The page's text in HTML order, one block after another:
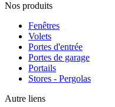
Nos produits
Fenêtres
Volets
Portes d'entrée
Portes de garage
Portails
Stores - Pergolas
Autre liens